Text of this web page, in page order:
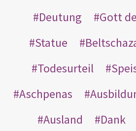
Deutung
Gott
Statue
Todesurteil
Aschpenas
Ausland
Dank